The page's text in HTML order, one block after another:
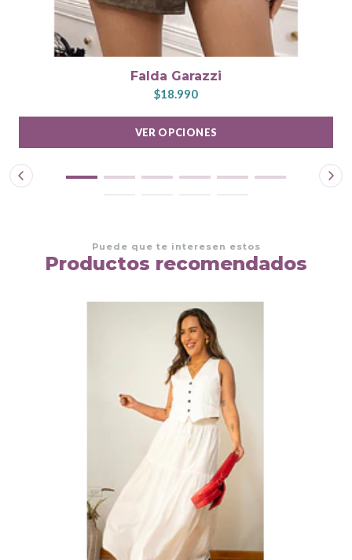
Falda Garazzi
$18.990
VER OPCIONES
Puede que te interesen estos
Productos recomendados